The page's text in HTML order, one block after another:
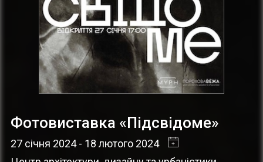
ДОВІДКА
Фотовиставка «Підсвідоме»
27 січня 2024- 18 лютого 2024